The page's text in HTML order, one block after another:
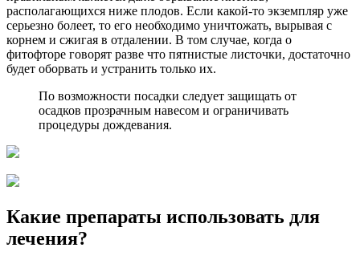
располагающихся ниже плодов. Если какой-то экземпляр уже
серьезно болеет, то его необходимо уничтожать, вырывая с
корнем и сжигая в отдалении. В том случае, когда о
фитофторе говорят разве что пятнистые листочки, достаточно
будет оборвать и устранить только их.
По возможности посадки следует защищать от
осадков прозрачным навесом и ограничивать
процедуры дождевания.
Какие препараты использовать для
лечения?